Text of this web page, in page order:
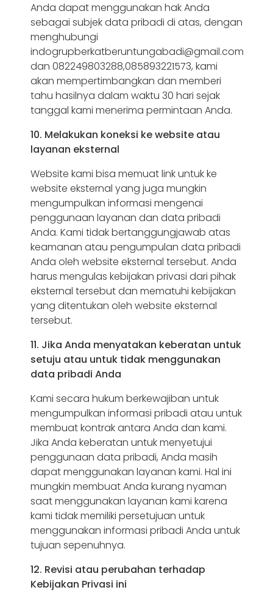
Anda dapat menggunakan hak Anda
sebagai subjek data pribadi di atas, dengan
menghubungi
indogrupberkatberuntungabadi@gmail.com
dan 082249803288,085893221573, kami
akan mempertimbangkan dan memberi
tahu hasilnya dalam waktu 30 hari sejak
tanggal kami menerima permintaan Anda.
10. Melakukan koneksi ke website atau
layanan eksternal
Website kami bisa memuat link untuk ke
website eksternal yang juga mungkin
mengumpulkan informasi mengenai
penggunaan layanan dan data pribadi
Anda. Kami tidak bertanggungjawab atas
keamanan atau pengumpulan data pribadi
Anda oleh website eksternal tersebut. Anda
harus mengulas kebijakan privasi dari pihak
eksternal tersebut dan mematuhi kebijakan
yang ditentukan oleh website eksternal
tersebut.
11. Jika Anda menyatakan keberatan untuk
setuju atau untuk tidak menggunakan
data pribadi Anda
Kami secara hukum berkewajiban untuk
mengumpulkan informasi pribadi atau untuk
membuat kontrak antara Anda dan kami.
Jika Anda keberatan untuk menyetujui
penggunaan data pribadi, Anda masih
dapat menggunakan layanan kami. Hal ini
mungkin membuat Anda kurang nyaman
saat menggunakan layanan kami karena
kami tidak memiliki persetujuan untuk
menggunakan informasi pribadi Anda untuk
tujuan sepenuhnya.
12. Revisi atau perubahan terhadap
Kebijakan Privasi ini